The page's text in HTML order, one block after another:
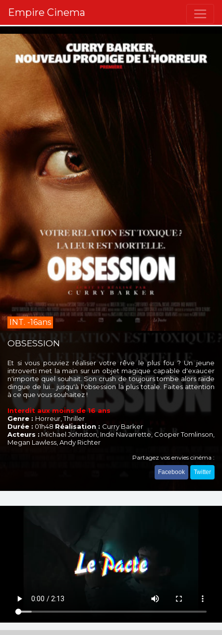
Empire Cinema
INT. -16ans
OBSESSION
Et si vous pouviez réaliser votre rêve le plus fou ? Un jeune
introverti met la main sur un objet magique capable d'exaucer
n'importe quel souhait. Son crush de toujours tombe alors raide
dingue de lui… jusqu'à l'obsession la plus totale. Faites attention
à ce que vous souhaitez !
Interdit aux moins de 16 ans
Genre : Horreur, Thriller
Durée : 01h48 Réalisation : Curry Barker
Acteurs : Michael Johnston, Inde Navarrette, Cooper Tomlinson,
Megan Lawless, Andy Richter
Partagez vos envies cinéma :
Facebook Twitter